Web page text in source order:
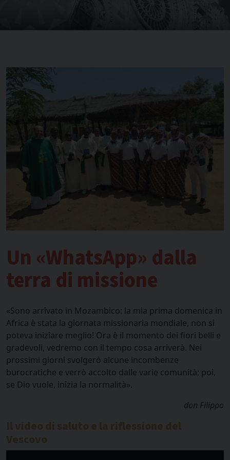
Un «WhatsApp» dalla
terra di missione
«Sono arrivato in Mozambico: la mia prima domenica in
Africa è stata la giornata missionaria mondiale, non si
poteva iniziare meglio! Ora è il momento dei fiori belli e
gradevoli, vedremo con il tempo cosa arriverà. Nei
prossimi giorni svolgerò alcune incombenze
burocratiche e verrò accolto dalle varie comunità; poi,
se Dio vuole, inizia la normalità».
don Filippo